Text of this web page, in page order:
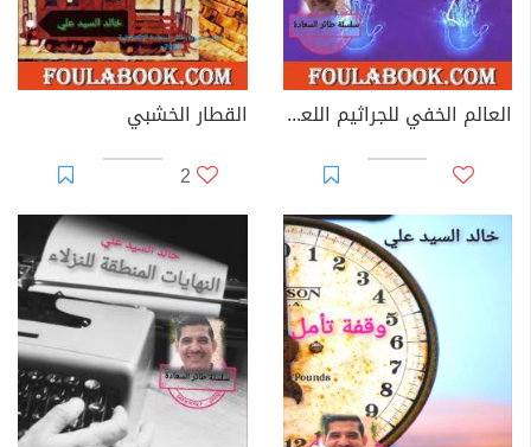
العالم الخفي للجراثيم اللعينة
القطار الخشبي
2